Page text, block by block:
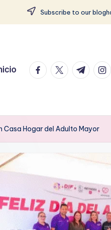
Subscribe to our
facebook.com
twitter.com
t.me
Casa Hogar del Adulto Mayor